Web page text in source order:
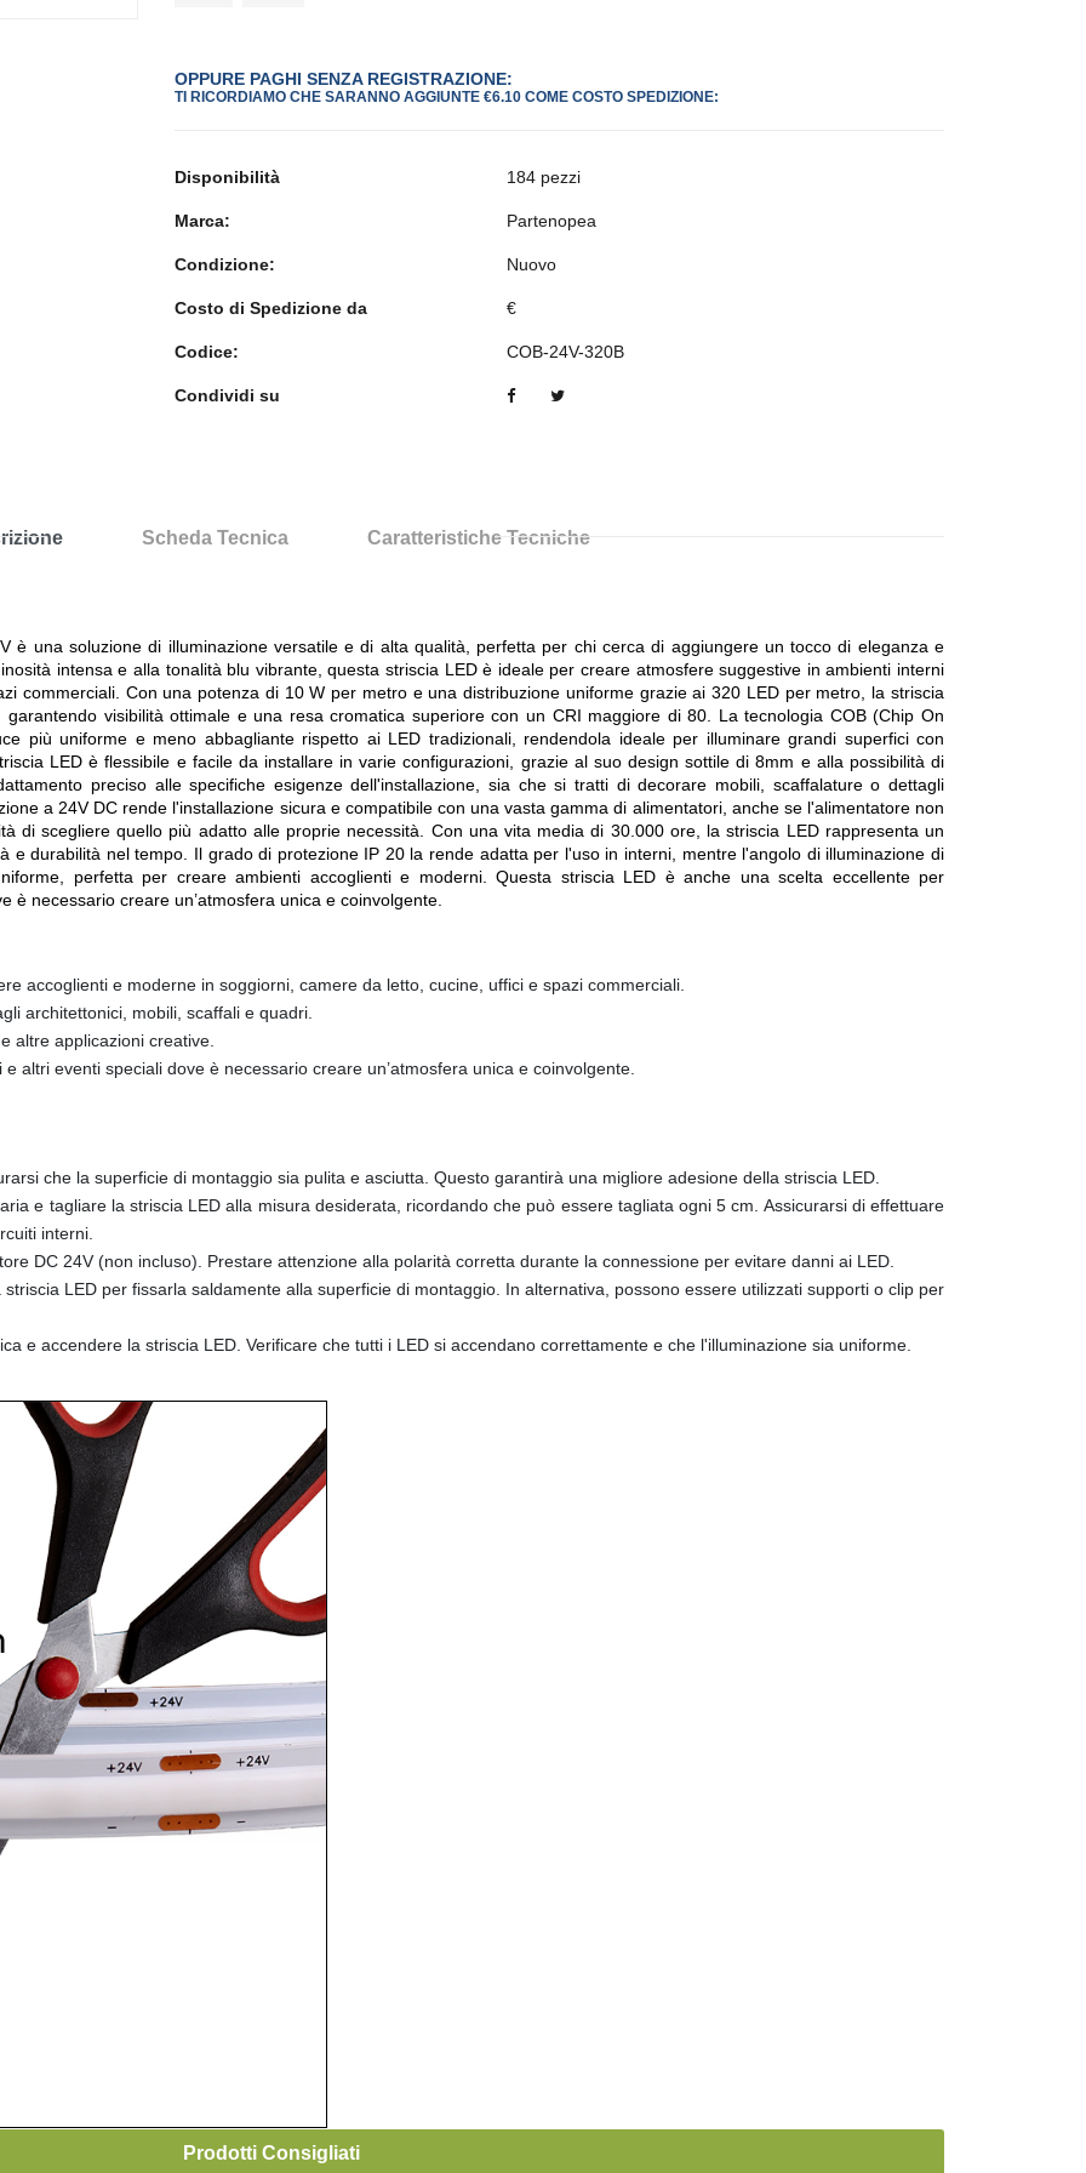
OPPURE PAGHI SENZA REGISTRAZIONE:
TI RICORDIAMO CHE SARANNO AGGIUNTE €6.10 COME COSTO SPEDIZIONE:
Disponibilità 184 pezzi
Marca: Partenopea
Condizione: Nuovo
Costo di Spedizione da €
Codice: COB-24V-320B
Condividi su
Scheda Tecnica Caratteristiche Tecniche
è una soluzione di illuminazione versatile e di alta qualità, perfetta per chi cerca di aggiungere un tocco di eleganza e
intensa e alla tonalità blu vibrante, questa striscia LED è ideale per creare atmosfere suggestive in ambienti interni
commerciali. Con una potenza di 10 W per metro e una distribuzione uniforme grazie ai 320 LED per metro, la striscia
visibilità ottimale e una resa cromatica superiore con un CRI maggiore di 80. La tecnologia COB (Chip On
più uniforme e meno abbagliante rispetto ai LED tradizionali, rendendola ideale per illuminare grandi superfici con
LED è flessibile e facile da installare in varie configurazioni, grazie al suo design sottile di 8mm e alla possibilità di
preciso alle specifiche esigenze dell'installazione, sia che si tratti di decorare mobili, scaffalature o dettagli
a 24V DC rende l'installazione sicura e compatibile con una vasta gamma di alimentatori, anche se l'alimentatore non
di scegliere quello più adatto alle proprie necessità. Con una vita media di 30.000 ore, la striscia LED rappresenta un
e durabilità nel tempo. Il grado di protezione IP 20 la rende adatta per l'uso in interni, mentre l'angolo di illuminazione di
perfetta per creare ambienti accoglienti e moderni. Questa striscia LED è anche una scelta eccellente per
è necessario creare un’atmosfera unica e coinvolgente.
accoglienti e moderne in soggiorni, camere da letto, cucine, uffici e spazi commerciali.
architettonici, mobili, scaffali e quadri.
altre applicazioni creative.
altri eventi speciali dove è necessario creare un’atmosfera unica e coinvolgente.
che la superficie di montaggio sia pulita e asciutta. Questo garantirà una migliore adesione della striscia LED.
e tagliare la striscia LED alla misura desiderata, ricordando che può essere tagliata ogni 5 cm. Assicurarsi di effettuare
interni.
DC 24V (non incluso). Prestare attenzione alla polarità corretta durante la connessione per evitare danni ai LED.
LED per fissarla saldamente alla superficie di montaggio. In alternativa, possono essere utilizzati supporti o clip per
e accendere la striscia LED. Verificare che tutti i LED si accendano correttamente e che l'illuminazione sia uniforme.
Prodotti Consigliati